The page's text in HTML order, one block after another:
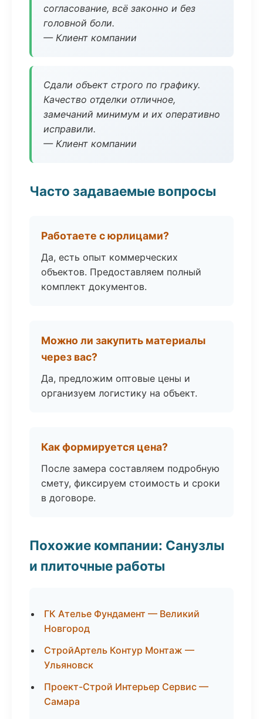
согласование, всё законно и без
головной боли.
— Клиент компании
Сдали объект строго по графику.
Качество отделки отличное,
замечаний минимум и их оперативно
исправили.
— Клиент компании
Часто задаваемые вопросы
Работаете с юрлицами?
Да, есть опыт коммерческих
объектов. Предоставляем полный
комплект документов.
Можно ли закупить материалы
через вас?
Да, предложим оптовые цены и
организуем логистику на объект.
Как формируется цена?
После замера составляем подробную
смету, фиксируем стоимость и сроки
в договоре.
Похожие компании: Санузлы
и плиточные работы
ГК Ателье Фундамент — Великий
Новгород
СтройАртель Контур Монтаж —
Ульяновск
Проект-Строй Интерьер Сервис —
Самара